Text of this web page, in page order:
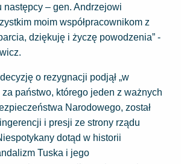
następcy – gen. Andrzejowi
moim współpracownikom z
dziękuję i życzę powodzenia” -
o rezygnacji podjął „w
państwo, którego jeden z ważnych
Narodowego, został
i presji ze strony rządu
dotąd w historii
Tuska i jego